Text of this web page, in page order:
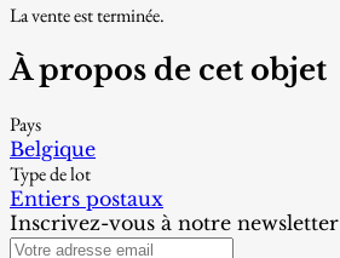
La vente est terminée.
À propos de cet objet
Pays
Belgique
Type de lot
Entiers postaux
Inscrivez-vous à notre newsletter